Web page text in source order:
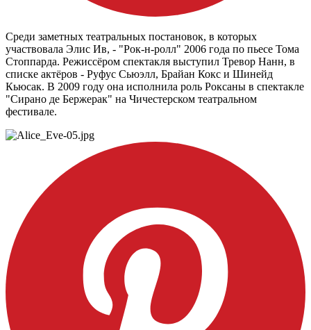
Среди заметных театральных постановок, в которых
участвовала Элис Ив, - "Рок-н-ролл" 2006 года по пьесе Тома
Стоппарда. Режиссёром спектакля выступил Тревор Нанн, в
списке актёров - Руфус Сьюэлл, Брайан Кокс и Шинейд
Кьюсак. В 2009 году она исполнила роль Роксаны в спектакле
"Сирано де Бержерак" на Чичестерском театральном
фестивале.